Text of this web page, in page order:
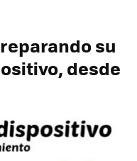
su
desde